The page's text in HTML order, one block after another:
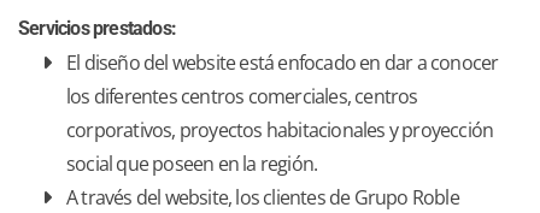
Servicios prestados:
El diseño del website está enfocado en dar a conocer
los diferentes centros comerciales, centros
corporativos, proyectos habitacionales y proyección
social que poseen en la región.
A través del website, los clientes de Grupo Roble